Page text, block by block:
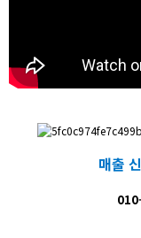
매출